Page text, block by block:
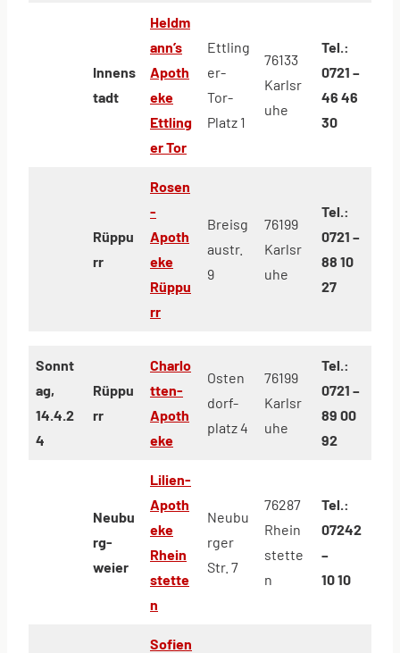
Innens
tadt
Heldm
ann’s
Apoth
eke
Ettling
er Tor
Ettling
er-
Tor-
Platz 1
76133
Karlsr
uhe
Tel.:
0721 –
46 46
30
Rüppu
rr
Rosen
-
Apoth
eke
Rüppu
rr
Breisg
austr.
9
76199
Karlsr
uhe
Tel.:
0721 –
88 10
27
Sonnt
ag,
14.4.2
4
Rüppu
rr
Charlo
tten-
Apoth
eke
Osten
dorf-
platz 4
76199
Karlsr
uhe
Tel.:
0721 –
89 00
92
Neubu
rg-
weier
Lilien-
Apoth
eke
Rhein
stette
n
Neubu
rger
Str. 7
76287
Rhein
stette
n
Tel.:
07242
–
10 10
Sofien